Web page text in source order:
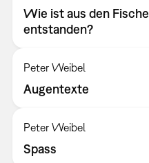
Wie ist aus den
entstanden?
Peter Weibel
Augentexte
Peter Weibel
Spass